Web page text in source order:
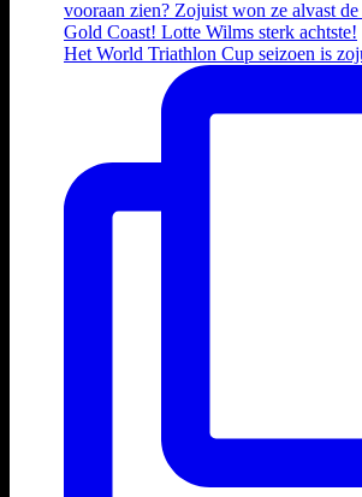
Het World Triathlon Cup seizoen is